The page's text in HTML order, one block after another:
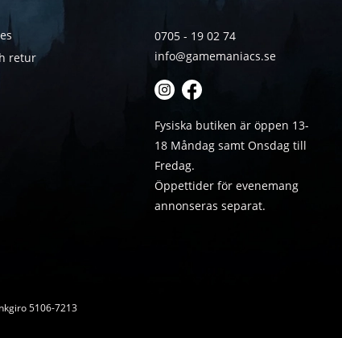
retur
0705 - 19 02 74
info@gamemaniacs.se
Fysiska butiken är öppen 13-
18 Måndag samt Onsdag till
Fredag.
Öppettider för evenemang
annonseras separat.
5106-7213